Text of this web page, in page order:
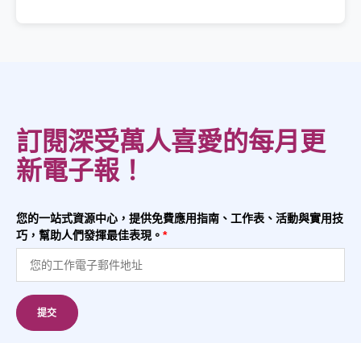
訂閱深受萬人喜愛的每月更
新電子報！
您的一站式資源中心，提供免費應用指南、工作表、活動與實用技
巧，幫助人們發揮最佳表現。 *